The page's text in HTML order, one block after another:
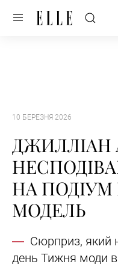
10 БЕРЕЗНЯ 2026
ДЖИЛЛІАН
НА ПОДІУМ
МОДЕЛЬ
Сюрприз, який
день Тижня моди